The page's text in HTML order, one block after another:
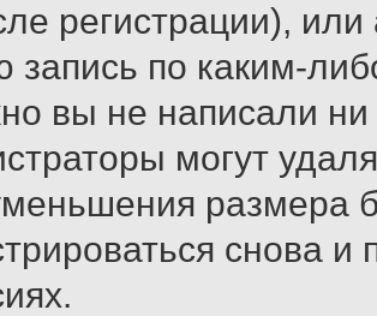
регистрации),
запись по каким-
вы не написали
могут
размера
снова и